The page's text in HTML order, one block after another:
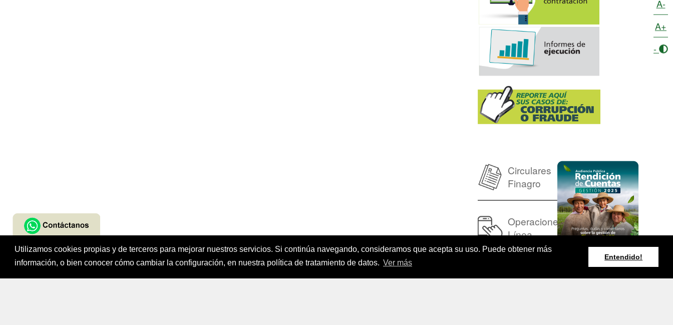
Utilizamos cookies propias y de terceros para mejorar nuestros servicios. Si continúa navegando, consideramos que acepta su uso. Puede obtener más
información, o bien conocer cómo cambiar la configuración, en nuestra política de tratamiento de datos. Ver más
Entendido!
Circulares
Finagro
Operaciones en
Línea
Fondo para el Financiamiento del Sector AgropecuarioFINAGRO.
A-
A+
-